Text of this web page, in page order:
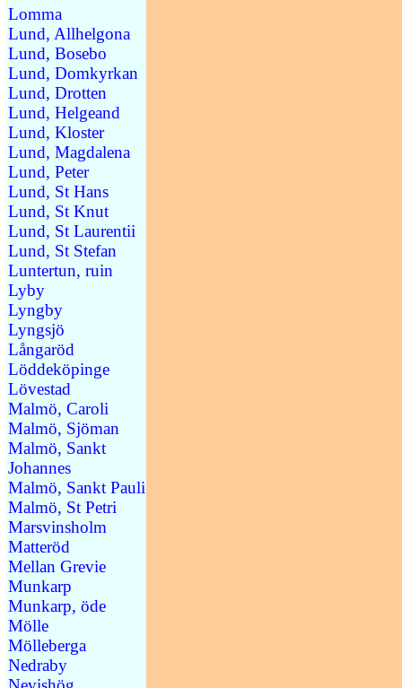
Lomma
Lund, Allhelgona
Lund, Bosebo
Lund, Domkyrkan
Lund, Drotten
Lund, Helgeand
Lund, Kloster
Lund, Magdalena
Lund, Peter
Lund, St Hans
Lund, St Knut
Lund, St Laurentii
Lund, St Stefan
Luntertun, ruin
Lyby
Lyngby
Lyngsjö
Långaröd
Löddeköpinge
Lövestad
Malmö, Caroli
Malmö, Sjöman
Malmö, Sankt
Johannes
Malmö, Sankt Pauli
Malmö, St Petri
Marsvinsholm
Matteröd
Mellan Grevie
Munkarp
Munkarp, öde
Mölle
Mölleberga
Nedraby